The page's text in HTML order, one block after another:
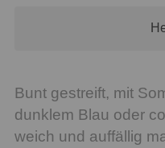
Bunt gestreift, mit
dunklem Blau oder
weich und auffällig